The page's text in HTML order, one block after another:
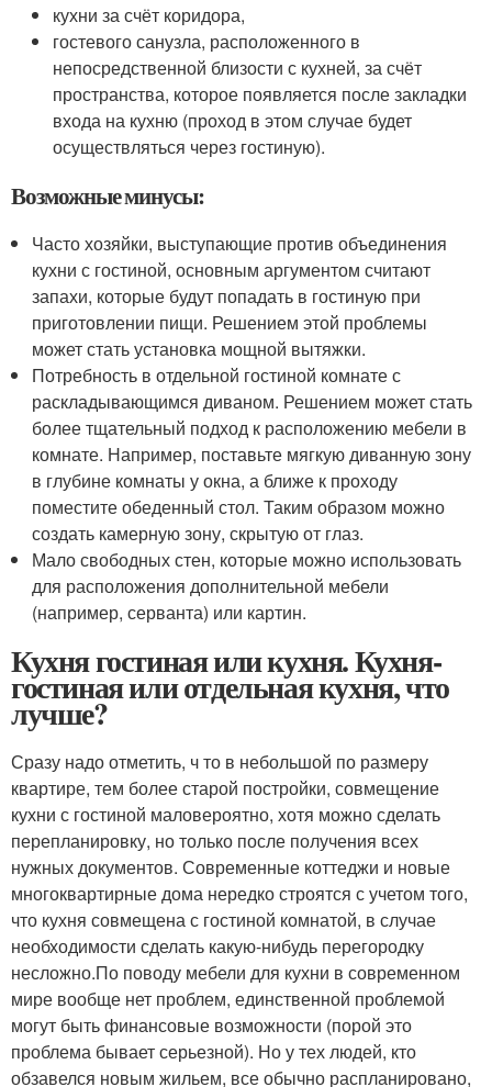
кухни за счёт коридора,
гостевого санузла, расположенного в
непосредственной близости с кухней, за счёт
пространства, которое появляется после закладки
входа на кухню (проход в этом случае будет
осуществляться через гостиную).
Возможные минусы:
Часто хозяйки, выступающие против объединения
кухни с гостиной, основным аргументом считают
запахи, которые будут попадать в гостиную при
приготовлении пищи. Решением этой проблемы
может стать установка мощной вытяжки.
Потребность в отдельной гостиной комнате с
раскладывающимся диваном. Решением может стать
более тщательный подход к расположению мебели в
комнате. Например, поставьте мягкую диванную зону
в глубине комнаты у окна, а ближе к проходу
поместите обеденный стол. Таким образом можно
создать камерную зону, скрытую от глаз.
Мало свободных стен, которые можно использовать
для расположения дополнительной мебели
(например, серванта) или картин.
Кухня гостиная или кухня. Кухня-
гостиная или отдельная кухня, что
лучше?
Сразу надо отметить, ч то в небольшой по размеру
квартире, тем более старой постройки, совмещение
кухни с гостиной маловероятно, хотя можно сделать
перепланировку, но только после получения всех
нужных документов. Современные коттеджи и новые
многоквартирные дома нередко строятся с учетом того,
что кухня совмещена с гостиной комнатой, в случае
необходимости сделать какую-нибудь перегородку
несложно.По поводу мебели для кухни в современном
мире вообще нет проблем, единственной проблемой
могут быть финансовые возможности (порой это
проблема бывает серьезной). Но у тех людей, кто
обзавелся новым жильем, все обычно распланировано,